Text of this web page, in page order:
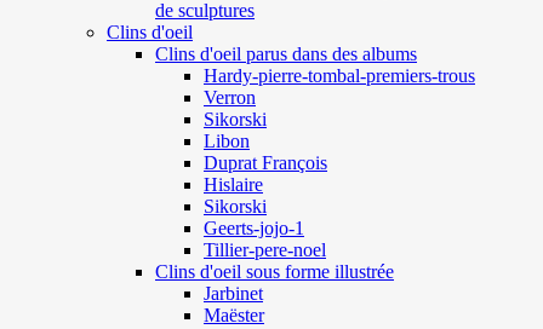
de sculptures
Clins d'oeil
Clins d'oeil parus dans des albums
Hardy-pierre-tombal-premiers-trous
Verron
Sikorski
Libon
Duprat François
Hislaire
Sikorski
Geerts-jojo-1
Tillier-pere-noel
Clins d'oeil sous forme illustrée
Jarbinet
Maëster